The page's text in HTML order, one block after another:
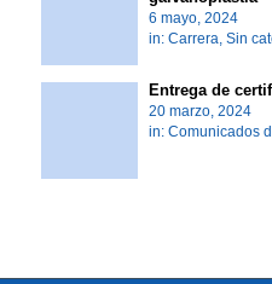
6 mayo, 2024
in: Carrera Sin
Entrega de
20 marzo, 2024
in: Comunicados